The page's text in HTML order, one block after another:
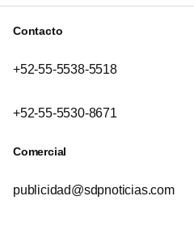
Contacto
+52-55-5538-5518
+52-55-5530-8671
Comercial
publicidad@sdpnoticias.com